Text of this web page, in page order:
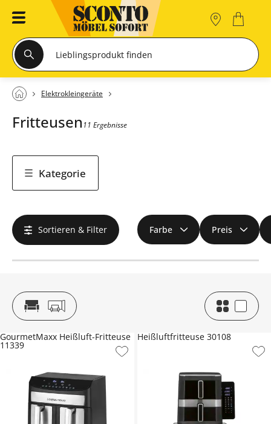
Elektrokleingeräte
Fritteusen 11 Ergebnisse
Kategorie
Sortieren & Filter Farbe Preis
GourmetMaxx Heißluft-Fritteuse
11339
Heißluftfritteuse 30108